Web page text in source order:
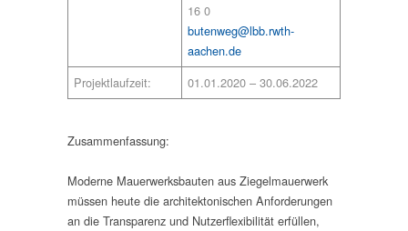
16 0
butenweg@lbb.rwth-
aachen.de
Projektlaufzeit:
01.01.2020 – 30.06.2022
Zusammenfassung:
Moderne Mauerwerksbauten aus Ziegelmauerwerk
müssen heute die architektonischen Anforderungen
an die Transparenz und Nutzerflexibilität erfüllen,